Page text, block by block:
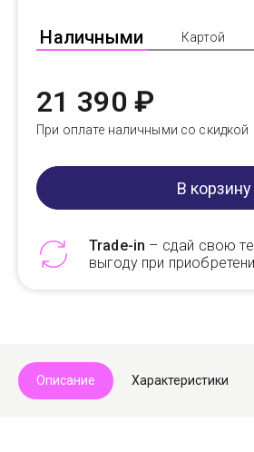
Наличными Картой
21 390 ₽
При оплате наличными со скидкой
В корзину
Trade-in – сдай свою
выгоду при
Описание Характеристики